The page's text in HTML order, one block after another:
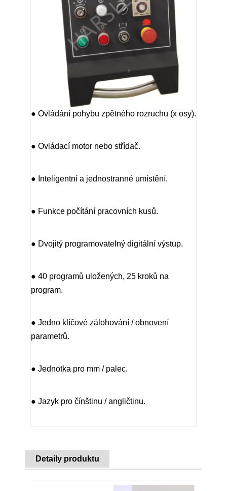
● Ovládání pohybu zpětného rozruchu (x osy).
● Ovládací motor nebo střídač.
● Inteligentní a jednostranné umístění.
● Funkce počítání pracovních kusů.
● Dvojitý programovatelný digitální výstup.
● 40 programů uložených, 25 kroků na
program.
● Jedno klíčové zálohování / obnovení
parametrů.
● Jednotka pro mm / palec.
● Jazyk pro čínštinu / angličtinu.
Detaily produktu